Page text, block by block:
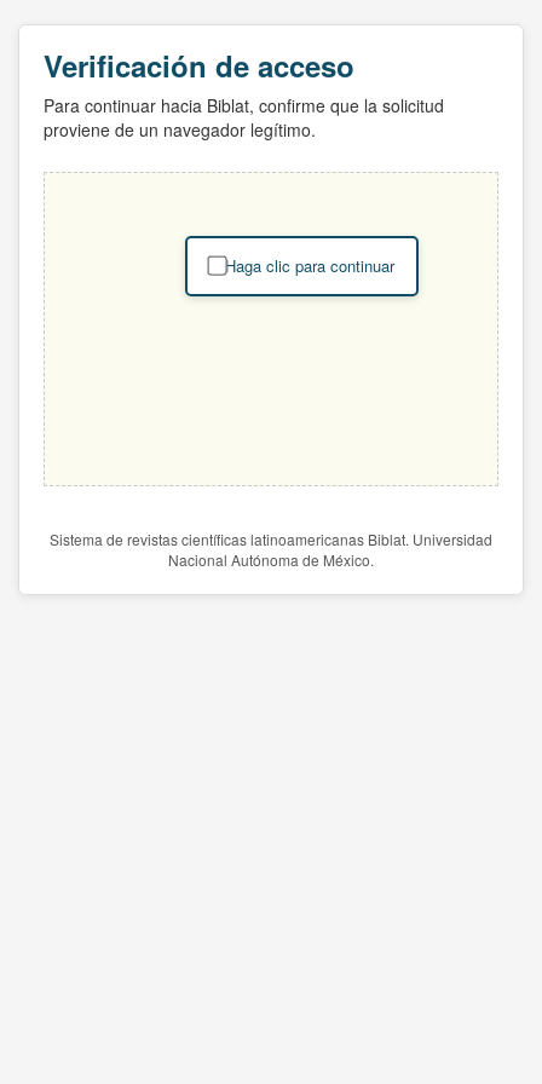
Verificación de acceso
Para continuar hacia Biblat, confirme que la solicitud
proviene de un navegador legítimo.
Haga clic para continuar
Sistema de revistas científicas latinoamericanas Biblat. Universidad
Nacional Autónoma de México.